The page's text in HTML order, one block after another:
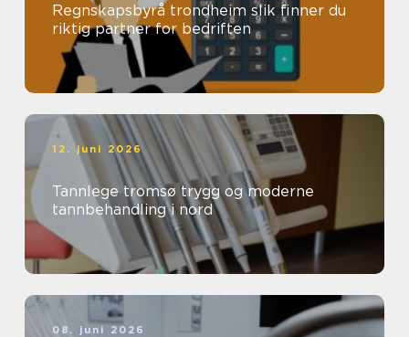
Regnskapsbyrå trondheim slik finner du
riktig partner for bedriften
12. juni 2026
Tannlege tromsø trygg og moderne
tannbehandling i nord
08. juni 2026